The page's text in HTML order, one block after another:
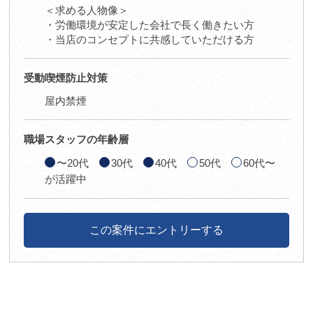
＜求める人物像＞
・労働環境が安定した会社で長く働きたい方
・当店のコンセプトに共感していただける方
受動喫煙防止対策
屋内禁煙
職場スタッフの年齢層
〜20代
30代 40代 50代
60代〜
が活躍中
この案件にエントリーする